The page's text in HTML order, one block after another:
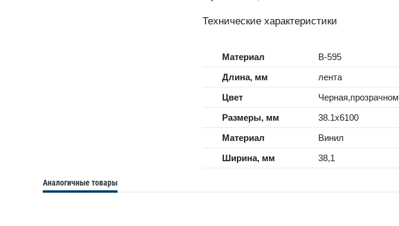
Технические характеристики
Материал
B-595
Длина, мм
лента
Цвет
Черная,прозрачном
Размеры, мм
38.1x6100
Материал
Винил
Ширина, мм
38,1
Аналогичные товары